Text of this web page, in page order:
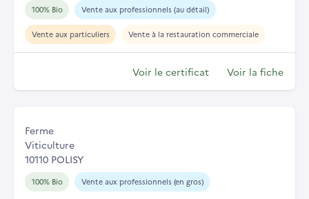
100% Bio Vente aux professionnels (au détail)
Vente aux particuliers Vente à la restauration commerciale
Voir le certificat Voir la fiche
Ferme
Viticulture
10110 POLISY
100% Bio Vente aux professionnels (en gros)